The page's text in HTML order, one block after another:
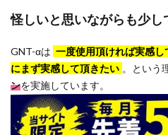
怪しいと思いながらも少し
GNT-αは 一度使用頂ければ実感
にまず実感して頂きたい 。という
ンを実施しています。